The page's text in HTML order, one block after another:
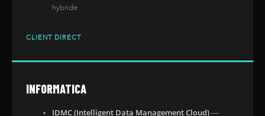
hybride
CLIENT DIRECT
INFORMATICA
IDMC (Intelligent Data Management Cloud)—